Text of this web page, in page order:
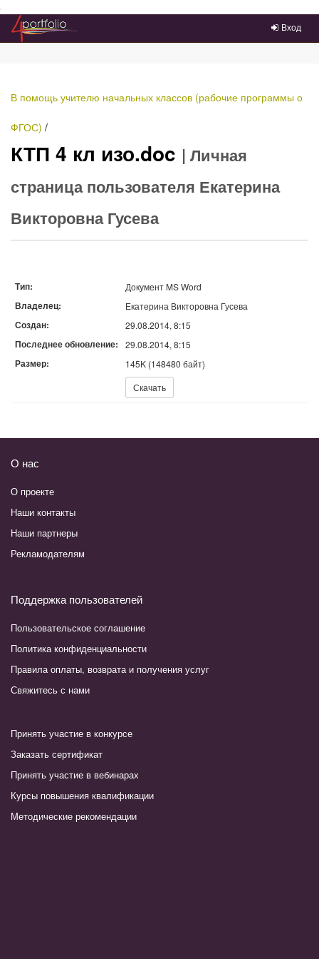
Преейти на главное меню
Вход
В помощь учителю начальных классов (рабочие программы о
ФГОС) /
КТП 4 кл изо.doc | Личная
страница пользователя Екатерина
Викторовна Гусева
Тип: Документ MS Word
Владелец: Екатерина Викторовна Гусева
Создан: 29.08.2014, 8:15
Последнее обновление: 29.08.2014, 8:15
Размер: 145K (148480 байт)
Скачать
О нас
О проекте
Наши контакты
Наши партнеры
Рекламодателям
Поддержка пользователей
Пользовательское соглашение
Политика конфиденциальности
Правила оплаты, возврата и получения услуг
Свяжитесь с нами
Принять участие в конкурсе
Заказать сертификат
Принять участие в вебинарах
Курсы повышения квалификации
Методические рекомендации